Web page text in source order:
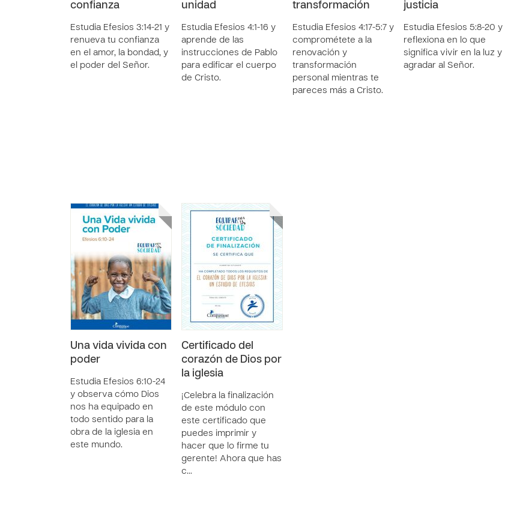
confianza
Estudia Efesios 3:14-21 y
renueva tu confianza
en el amor, la bondad, y
el poder del Señor.
unidad
Estudia Efesios 4:1-16 y
aprende de las
instrucciones de Pablo
para edificar el cuerpo
de Cristo.
transformación
Estudia Efesios 4:17-5:7 y
comprométete a la
renovación y
transformación
personal mientras te
pareces más a Cristo.
justicia
Estudia Efesios 5:8-20 y
reflexiona en lo que
significa vivir en la luz y
agradar al Señor.
Una vida vivida con
poder
Estudia Efesios 6:10-24
y observa cómo Dios
nos ha equipado en
todo sentido para la
obra de la iglesia en
este mundo.
Certificado del
corazón de Dios por
la iglesia
¡Celebra la finalización
de este módulo con
este certificado que
puedes imprimir y
hacer que lo firme tu
gerente! Ahora que has
c…